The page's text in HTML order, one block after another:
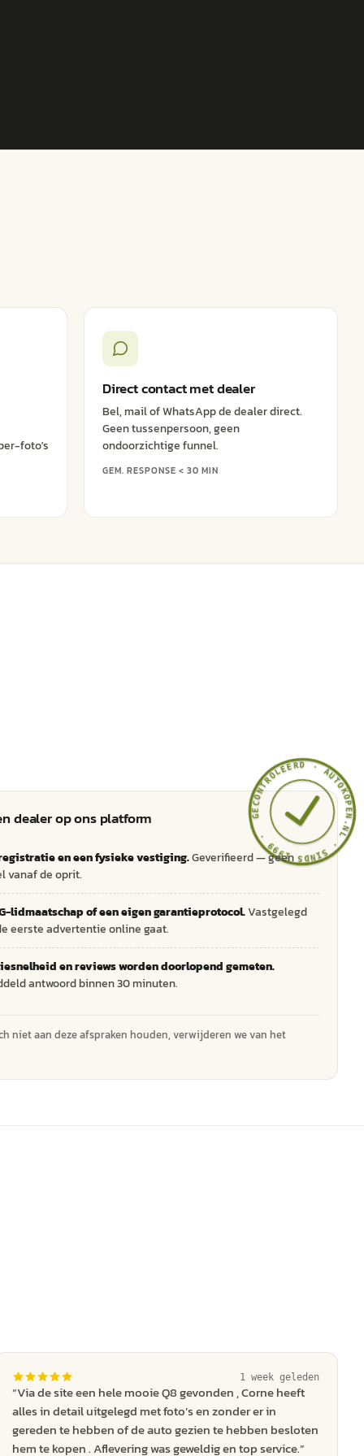
foto's
Direct contact met dealer
Bel, mail of WhatsApp de dealer direct.
Geen tussenpersoon, geen
ondoorzichtige funnel.
GEM. RESPONSE < 30 MIN
GECONTROLEERD ·AUTOKOPEN.NL
· SINDS 1999 ·
dealer op ons platform
en een fysieke vestiging.Geverifieerd — geen
vanaf de oprit.
lidmaatschap of een eigen garantieprotocol.Vastgelegd
eerste advertentie online gaat.
en reviews worden doorlopend gemeten.
antwoord binnen 30 minuten.
niet aan deze afspraken houden, verwijderen we van het
1 week geleden
“Via de site een hele mooie Q8 gevonden , Corne heeft
alles in detail uitgelegd met foto’s en zonder er in
gereden te hebben of de auto gezien te hebben besloten
hem te kopen . Aflevering was geweldig en top service.”